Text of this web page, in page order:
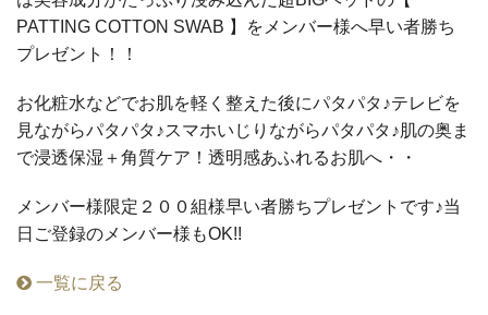
PATTING COTTON SWAB 】をメンバー様へ早い者勝ち
プレゼント！！
お化粧水などでお肌を軽く整えた後にパタパタ♪テレビを
見ながらパタパタ♪スマホいじりながらパタパタ♪肌の奥ま
で浸透保湿＋角質ケア！透明感あふれるお肌へ・・
メンバー様限定２００組様早い者勝ちプレゼントです♪当
日ご登録のメンバー様もOK!!
一覧に戻る